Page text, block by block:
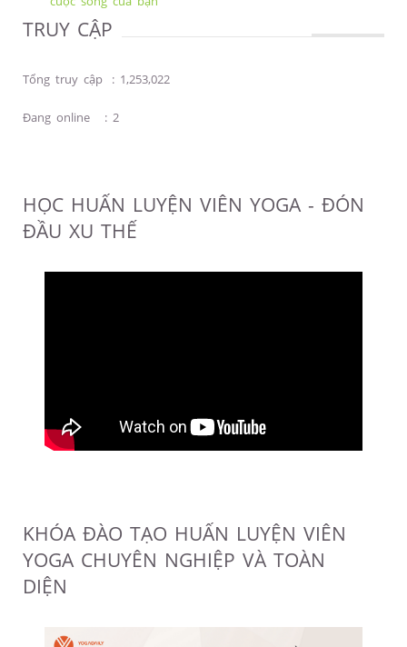
TRUY CẬP
Tổng truy cập : 1,253,022
Đang online : 2
HỌC HUẤN LUYỆN VIÊN YOGA - ĐÓN
ĐẦU XU THẾ
KHÓA ĐÀO TẠO HUẤN LUYỆN VIÊN
YOGA CHUYÊN NGHIỆP VÀ TOÀN
DIỆN